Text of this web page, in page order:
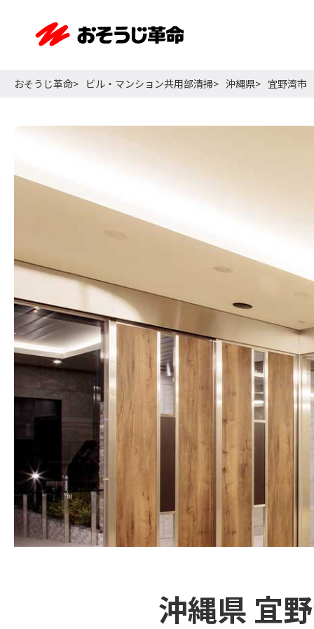
おそうじ革命 ビル・マンション共用部清掃 沖縄県 宜野湾市
沖縄県 宜